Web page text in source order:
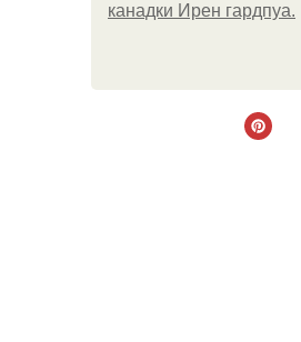
канадки Ирен гардпуа.